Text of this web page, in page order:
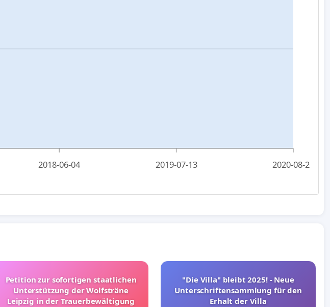
2018-06-04 2019-07-13 2020-08-20
Petition zur sofortigen staatlichen
Unterstützung der Wolfsträne
Leipzig in der Trauerbewältigung
"Die Villa" bleibt 2025! - Neue
Unterschriftensammlung für den
Erhalt der Villa